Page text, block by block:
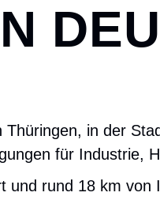
in der
für Industrie,
rund 18 km